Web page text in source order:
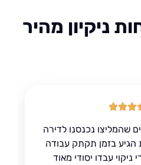
מהיר
נכנסנו לדירה
תקתק עבודה
יסודי מאוד